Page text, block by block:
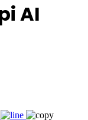
AI